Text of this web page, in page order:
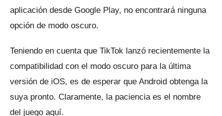
aplicación desde Google Play, no encontrará ninguna
opción de modo oscuro.
Teniendo en cuenta que TikTok lanzó recientemente la
compatibilidad con el modo oscuro para la última
versión de iOS, es de esperar que Android obtenga la
suya pronto. Claramente, la paciencia es el nombre
del juego aquí.